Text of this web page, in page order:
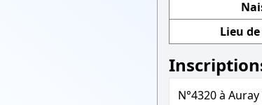
Lieu
N°4320 à Auray